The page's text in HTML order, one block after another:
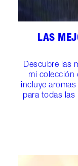
LAS
Descubre las
mi colección
incluye
para todas las